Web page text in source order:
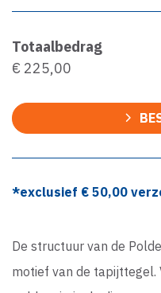
Totaalbedrag
€ 225,00
*exclusief € 50,00
De structuur van de
motief van de tapijttegel.